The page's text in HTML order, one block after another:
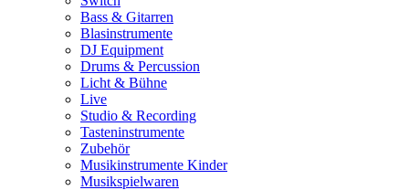
Bass & Gitarren
Blasinstrumente
DJ Equipment
Drums & Percussion
Licht & Bühne
Live
Studio & Recording
Tasteninstrumente
Zubehör
Musikinstrumente Kinder
Musikspielwaren